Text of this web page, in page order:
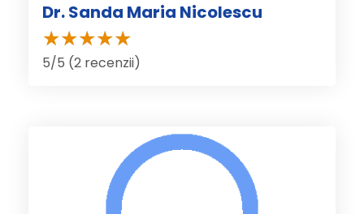
Dr. Sanda Maria Nicolescu
5/5 (2 recenzii)